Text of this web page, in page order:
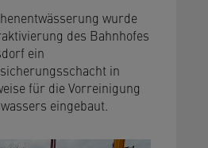
wurde
des Bahnhofes
ein
in
für die Vorreinigung
eingebaut.